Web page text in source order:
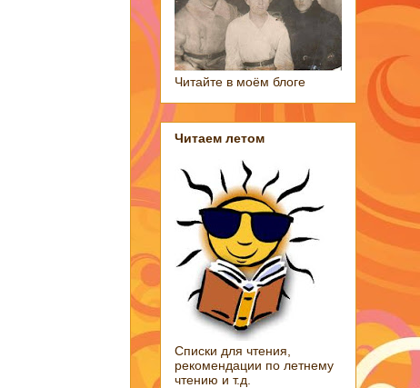
Читайте в моём блоге
Читаем летом
Списки для чтения,
рекомендации по летнему
чтению и т.д.